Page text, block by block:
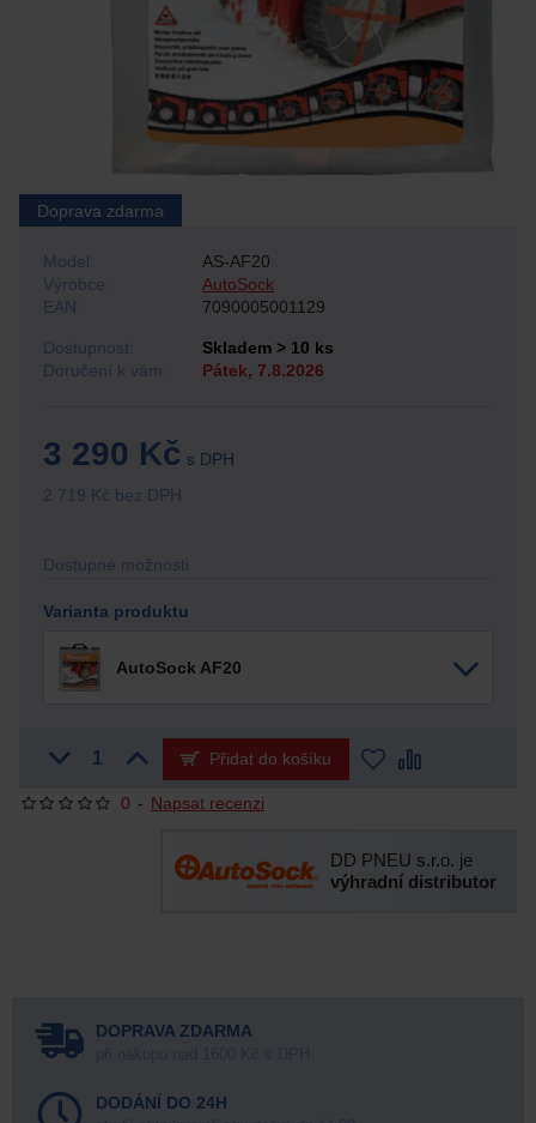
Doprava zdarma
0 - Napsat recenzi
3 290 Kč s DPH
2 719 Kč bez DPH
Dostupnost:
Skladem > 10 ks
Doručení k vám:
Pátek, 7.8.2026
Výrobce: AutoSock
Model: AS-AF20
EAN: 7090005001129
Dostupné možnosti
Varianta produktu
AutoSock AF20
Přidat do košíku
DD PNEU s.r.o. je
výhradní distributor
DOPRAVA ZDARMA
DODÁNÍ DO 24H